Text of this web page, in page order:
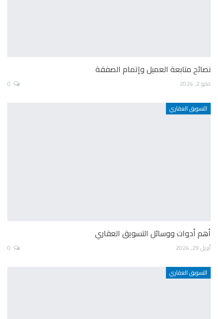
نصائح متابعة العميل وإتمام الصفقة
مايو 2, 2024
التسويق العقاري
أهم أدوات ووسائل التسويق العقاري
أبريل 29, 2024
التسويق العقاري